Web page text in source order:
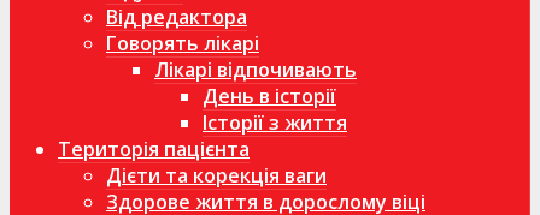
Від редактора
Говорять лікарі
Лікарі відпочивають
День в історії
Історії з життя
Територія пацієнта
Дієти та корекція ваги
Здорове життя в дорослому віці